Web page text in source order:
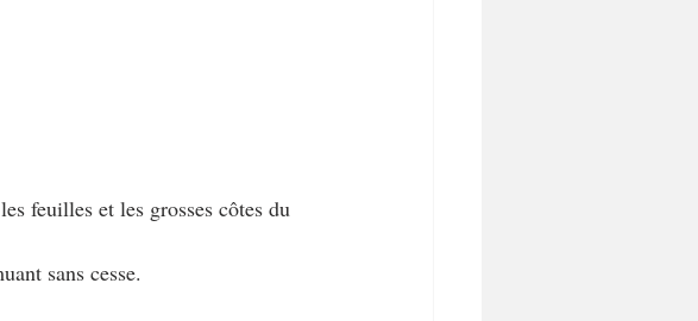
feuilles et les grosses côtes du
sans cesse.